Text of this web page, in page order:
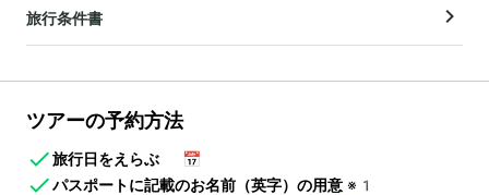
旅行条件書
ツアーの予約方法
旅行日をえらぶ
📅
パスポートに記載のお名前（英字）の用意 ※1